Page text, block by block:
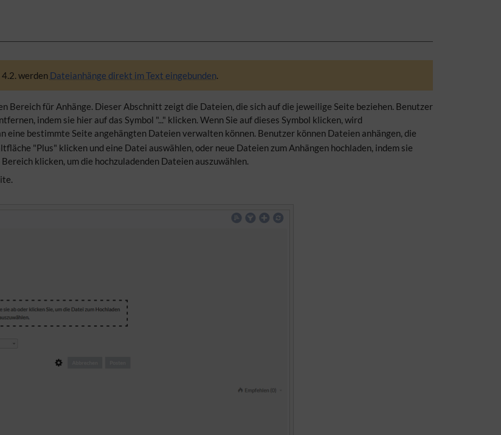
werden Dateianhänge direkt im Text eingebunden.
für Anhänge. Dieser Abschnitt zeigt die Dateien, die sich auf die jeweilige Seite beziehen. Benutzer
indem sie hier auf das Symbol "..." klicken. Wenn Sie auf dieses Symbol klicken, wird
eine bestimmte Seite angehängten Dateien verwalten können. Benutzer können Dateien anhängen, die
"Plus" klicken und eine Datei auswählen, oder neue Dateien zum Anhängen hochladen, indem sie
klicken, um die hochzuladenden Dateien auszuwählen.